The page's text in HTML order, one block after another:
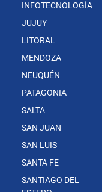
INFOTECNOLOGÍA
JUJUY
LITORAL
MENDOZA
NEUQUÉN
PATAGONIA
SALTA
SAN JUAN
SAN LUIS
SANTA FE
SANTIAGO DEL